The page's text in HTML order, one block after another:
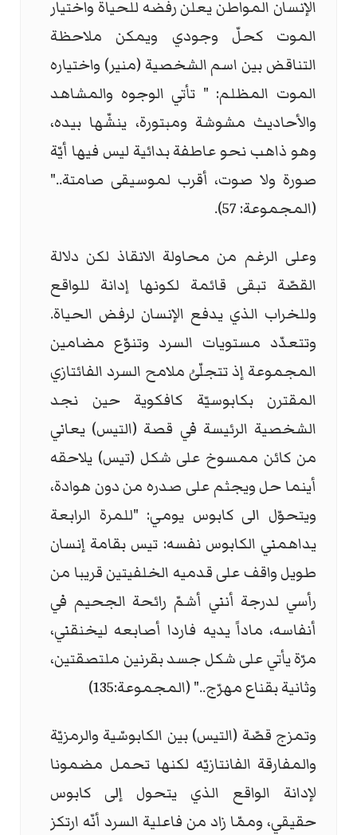
الإنسان المواطن يعلن رفضه للحياة واختيار
الموت كحلّ وجودي ويمكن ملاحظة
التناقض بين اسم الشخصية (منير) واختياره
الموت المظلم: " تأتي الوجوه والمشاهد
والأحاديث مشوشة ومبتورة، ينشّها بيده،
وهو ذاهب نحو عاطفة بدائية ليس فيها أيّة
صورة ولا صوت، أقرب لموسيقى صامتة.."
(المجموعة: 57).
وعلى الرغم من محاولة الانقاذ لكن دلالة
القصّة تبقى قائمة لكونها إدانة للواقع
وللخراب الذي يدفع الإنسان لرفض الحياة.
وتتعدّد مستويات السرد وتنوّع مضامين
المجموعة إذ تتجلّىُ ملامح السرد الفائتازي
المقترن بكابوسيّة كافكوية حين نجد
الشخصية الرئيسة في قصة (التيس) يعاني
من كائن ممسوخ على شكل (تيس) يلاحقه
أينما حل ويجثم على صدره من دون هوادة،
ويتحوّل الى كابوس يومي: "للمرة الرابعة
يداهمني الكابوس نفسه: تيس بقامة إنسان
طويل واقف على قدميه الخلفيتين قريبا من
رأسي لدرجة أنني أشمّ رائحة الجحيم في
أنفاسه، ماداً يديه فاردا أصابعه ليخنقني،
مرّة يأتي على شكل جسد بقرنين ملتصقتين،
وثانية بقناع مهرّج.." (المجموعة:135)
وتمزج قصّة (التيس) بين الكابوسّية والرمزيّة
والمفارقة الفانتازيّه لكنها تحمل مضمونا
لإدانة الواقع الذي يتحول إلى كابوس
حقيقي، وممّا زاد من فاعلية السرد أنّه ارتكز